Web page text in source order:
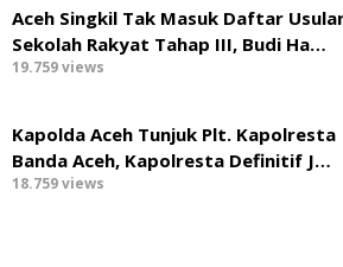
Aceh Singkil Tak Masuk Daftar
Sekolah Rakyat Tahap III, Budi Ha…
19.759 views
Kapolda Aceh Tunjuk Plt. Kapolresta
Banda Aceh, Kapolresta Definitif J…
18.759 views